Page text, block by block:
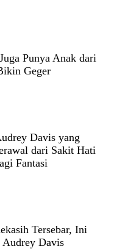
Punya Anak dari
Geger
Davis yang
dari Sakit Hati
Fantasi
Tersebar, Ini
Audrey Davis